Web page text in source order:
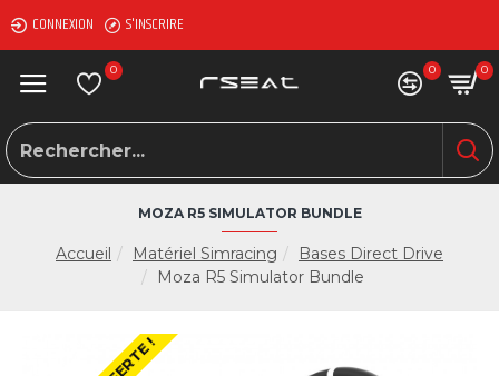
CONNEXION S'INSCRIRE
0 0 0
Accueil Matériel Simracing
Bases Direct Drive
Moza R5 Simulator Bundle
MOZA R5 SIMULATOR BUNDLE